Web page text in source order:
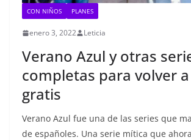
CON NIÑOS PLANES
enero 3, 2022 Leticia
Verano Azul y otras
completas para volver
gratis
Verano Azul fue una de las series que
de españoles. Una serie mítica que